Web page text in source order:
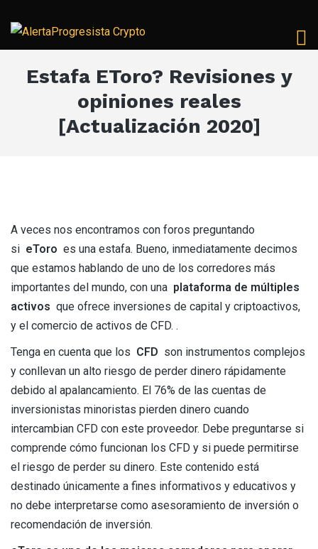
Estafa EToro? Revisiones y
opiniones reales
[Actualización 2020]
A veces nos encontramos con foros preguntando
si eToro es una estafa. Bueno, inmediatamente decimos
que estamos hablando de uno de los corredores más
importantes del mundo, con una plataforma de múltiples
activos que ofrece inversiones de capital y criptoactivos,
y el comercio de activos de CFD. .
Tenga en cuenta que los CFD son instrumentos complejos
y conllevan un alto riesgo de perder dinero rápidamente
debido al apalancamiento. El 76% de las cuentas de
inversionistas minoristas pierden dinero cuando
intercambian CFD con este proveedor. Debe preguntarse si
comprende cómo funcionan los CFD y si puede permitirse
el riesgo de perder su dinero. Este contenido está
destinado únicamente a fines informativos y educativos y
no debe interpretarse como asesoramiento de inversión o
recomendación de inversión.